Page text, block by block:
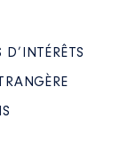
D’INTÉRÊTS